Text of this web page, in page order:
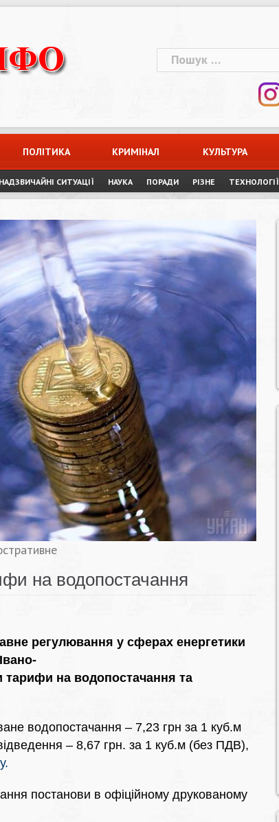
Пошук:
ПОЛІТИКА КРИМІНАЛ КУЛЬТУРА
НАДЗВИЧАЙНІ СИТУАЦІЇ НАУКА ПОРАДИ РІЗНЕ ТЕХНОЛОГІЇ
на водопостачання
регулювання у сферах енергетики
тарифи на водопостачання та
водопостачання – 7,23 грн за 1 куб.м
– 8,67 грн. за 1 куб.м (без ПДВ),
постанови в офіційному друкованому